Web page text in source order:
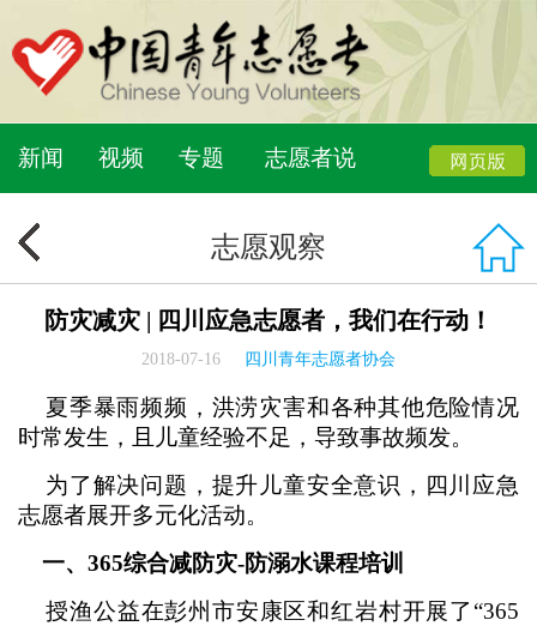
新闻 视频 专题 志愿者说
志愿观察
防灾减灾 | 四川应急志愿者，我们在行动！
2018-07-16 四川青年志愿者协会
夏季暴雨频频，洪涝灾害和各种其他危险情况
时常发生，且儿童经验不足，导致事故频发。
为了解决问题，提升儿童安全意识，四川应急
志愿者展开多元化活动。
一、365综合减防灾-防溺水课程培训
授渔公益在彭州市安康区和红岩村开展了“365